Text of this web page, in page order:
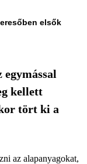
elsők
egymással
kellett
tört ki a
az alapanyagokat,